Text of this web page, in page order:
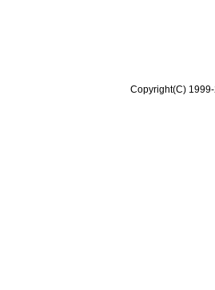
Copyright(C)